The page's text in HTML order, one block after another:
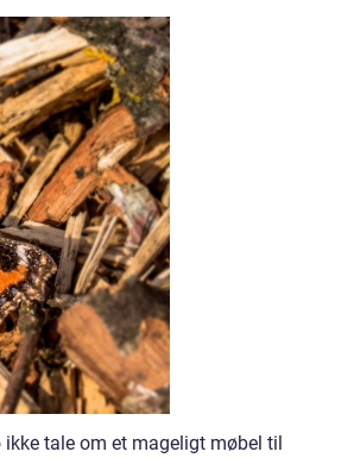
ikke tale om et mageligt møbel til